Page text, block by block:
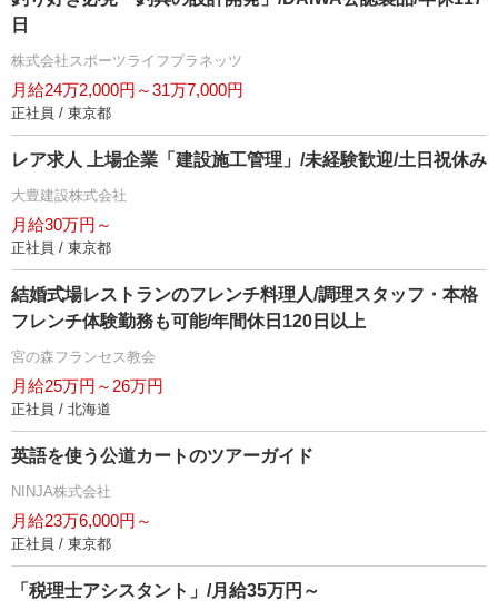
日
株式会社スポーツライフプラネッツ
月給24万2,000円～31万7,000円
正社員 / 東京都
レア求人 上場企業「建設施工管理」/未経験歓迎/土日祝休み
大豊建設株式会社
月給30万円～
正社員 / 東京都
結婚式場レストランのフレンチ料理人/調理スタッフ・本格
フレンチ体験勤務も可能/年間休日120日以上
宮の森フランセス教会
月給25万円～26万円
正社員 / 北海道
英語を使う公道カートのツアーガイド
NINJA株式会社
月給23万6,000円～
正社員 / 東京都
「税理士アシスタント」/月給35万円～